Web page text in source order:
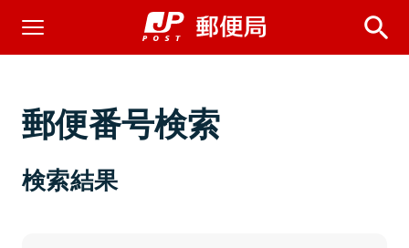
郵便番号検索
検索結果